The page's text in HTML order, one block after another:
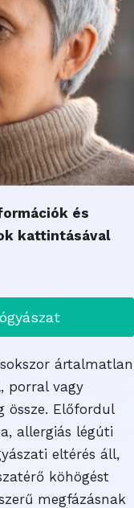
és
kattintásával
ártalmatlan
porral vagy
össze. Előfordul
allergiás légúti
eltérés áll,
köhögést
megfázásnak